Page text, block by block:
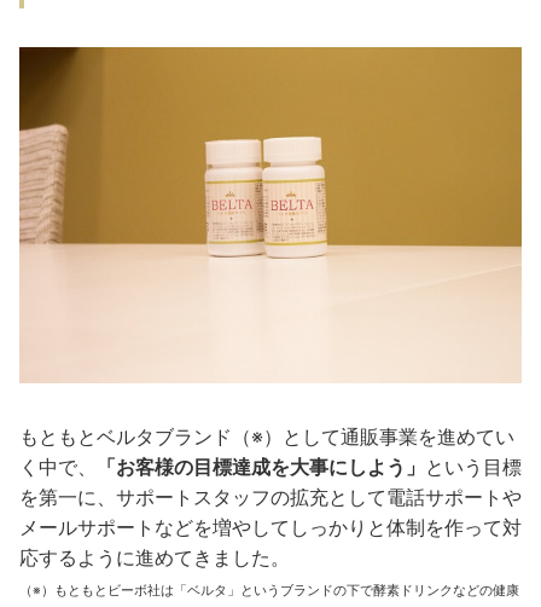
もともとベルタブランド（※）として通販事業を進めてい
く中で、
「お客様の目標達成を大事にしよう」 という目標
を第一に、サポートスタッフの拡充として電話サポートや
メールサポートなどを増やしてしっかりと体制を作って対
応するように進めてきました。
（※）もともとビーボ社は「ベルタ」というブランドの下で酵素ドリンクなどの健康